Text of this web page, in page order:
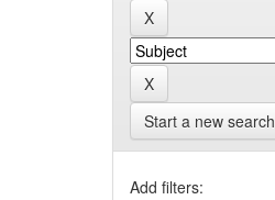
Start a new search
Add filters: